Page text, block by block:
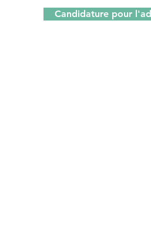
Candidature pour